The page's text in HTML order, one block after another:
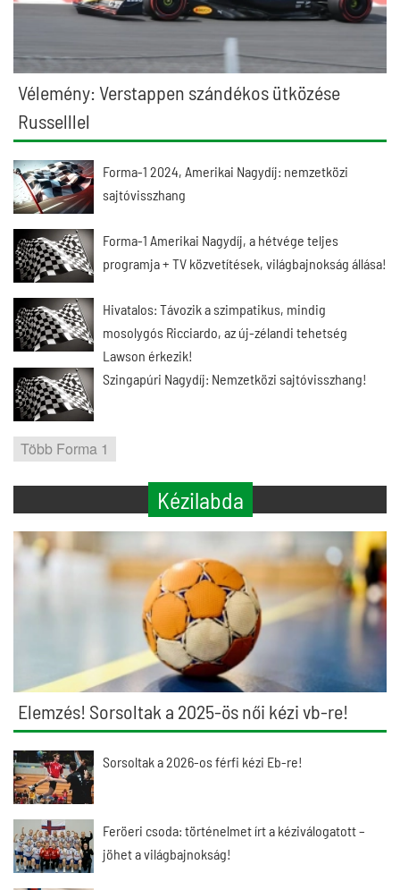
Vélemény: Verstappen szándékos ütközése
Russelllel
Forma-1 2024, Amerikai Nagydíj: nemzetközi
sajtóvisszhang
Forma-1 Amerikai Nagydíj, a hétvége teljes
programja + TV közvetítések, világbajnokság állása!
Hivatalos: Távozik a szimpatikus, mindig
mosolygós Ricciardo, az új-zélandi tehetség
Lawson érkezik!
Szingapúri Nagydíj: Nemzetközi sajtóvisszhang!
Több Forma 1
Kézilabda
Elemzés! Sorsoltak a 2025-ös női kézi vb-re!
Sorsoltak a 2026-os férfi kézi Eb-re!
Feröeri csoda: történelmet írt a kéziválogatott –
jöhet a világbajnokság!